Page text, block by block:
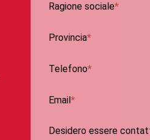
Ragione sociale
Provincia
Telefono
Email
Desidero essere